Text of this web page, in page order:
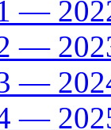
—
—
—
—